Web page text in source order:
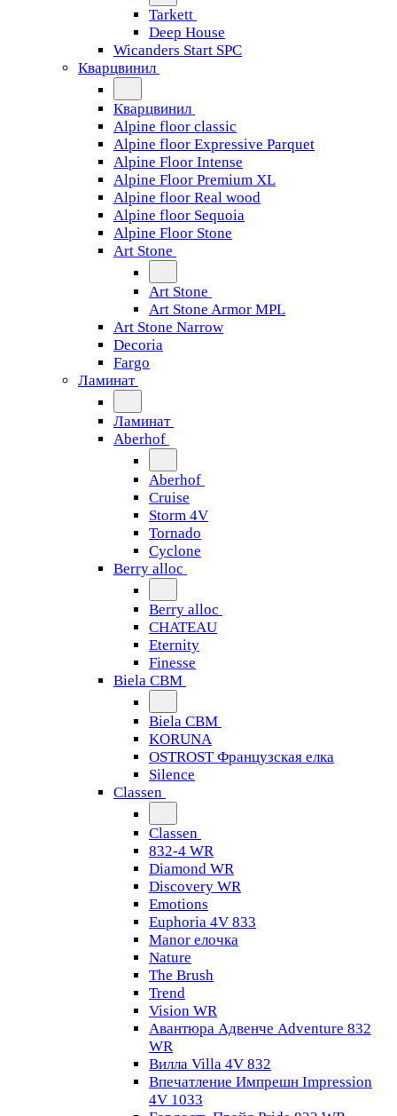
Tarkett
Deep House
Wicanders Start SPC
Кварцвинил
Кварцвинил
Alpine floor classic
Alpine floor Expressive Parquet
Alpine Floor Intense
Alpine Floor Premium XL
Alpine floor Real wood
Alpine floor Sequoia
Alpine Floor Stone
Art Stone
Art Stone
Art Stone Armor MPL
Art Stone Narrow
Decoria
Fargo
Ламинат
Ламинат
Aberhof
Aberhof
Cruise
Storm 4V
Tornado
Сyclone
Berry alloc
Berry alloc
CHATEAU
Eternity
Finesse
Biela CBM
Biela CBM
KORUNA
OSTROST Французская елка
Silence
Classen
Classen
832-4 WR
Diamond WR
Discovery WR
Emotions
Euphoria 4V 833
Manor елочка
Nature
The Brush
Trend
Vision WR
Авантюра Адвенче Adventure 832
WR
Вилла Villa 4V 832
Впечатление Импрешн Impression
4V 1033